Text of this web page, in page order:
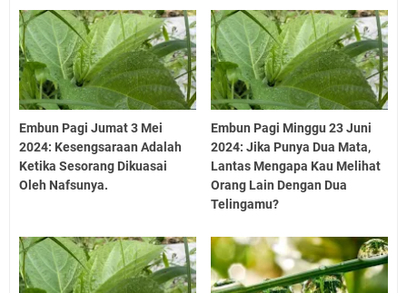
Embun Pagi Jumat 3 Mei
2024: Kesengsaraan Adalah
Ketika Sesorang Dikuasai
Oleh Nafsunya.
Embun Pagi Minggu 23 Juni
2024: Jika Punya Dua Mata,
Lantas Mengapa Kau Melihat
Orang Lain Dengan Dua
Telingamu?